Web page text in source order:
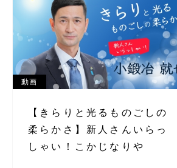
動画
【きらりと光るものごしの
柔らかさ】新人さんいらっ
しゃい！こかじなりや